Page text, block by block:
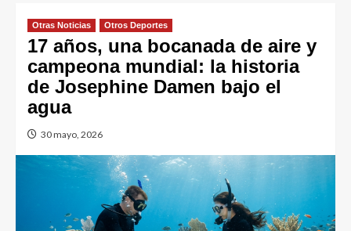
Otras Noticias Otros Deportes
17 años, una bocanada de aire y
campeona mundial: la historia
de Josephine Damen bajo el
agua
30 mayo, 2026